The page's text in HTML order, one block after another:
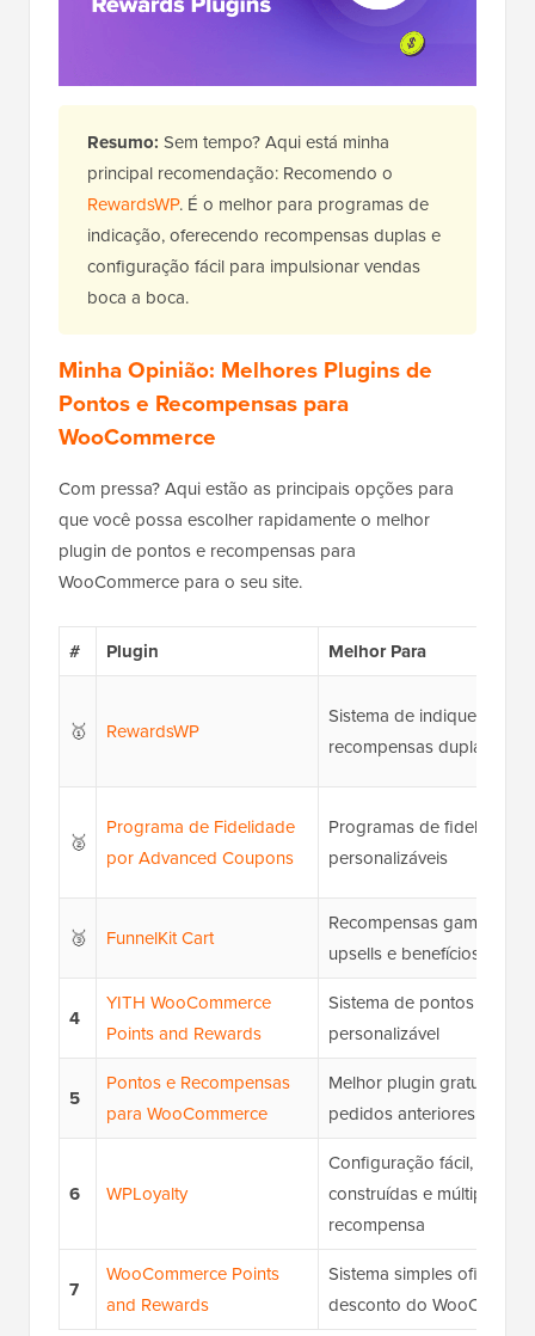
Resumo: Sem tempo? Aqui está minha
principal recomendação: Recomendo o
RewardsWP. É o melhor para programas de
indicação, oferecendo recompensas duplas e
configuração fácil para impulsionar vendas
boca a boca.
Minha Opinião: Melhores Plugins de
Pontos e Recompensas para
WooCommerce
Com pressa? Aqui estão as principais opções para
que você possa escolher rapidamente o melhor
plugin de pontos e recompensas para
WooCommerce para o seu site.
# Plugin Melhor Para
🥇 RewardsWP
Sistema de indique um
recompensas duplas
🥈
Programa de Fidelidade
por Advanced Coupons
Programas de fidelidade
personalizáveis
🥉 FunnelKit Cart
Recompensas
upsells e benefícios por
4
YITH WooCommerce
Points and Rewards
Sistema de pontos
personalizável
5
Pontos e Recompensas
para WooCommerce
Melhor plugin gratuito;
pedidos anteriores e
6 WPLoyalty
Configuração fácil,
construídas e múltiplos
recompensa
7
WooCommerce Points
and Rewards
Sistema simples oficial
desconto do